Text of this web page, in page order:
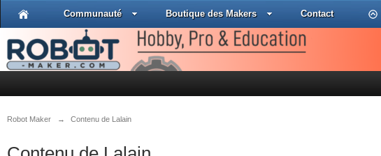
Communauté Boutique des Makers Contact
Robot Maker → Contenu de Lalain